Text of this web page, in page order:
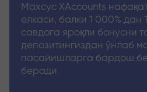
Махсус XAccounts
елкаси, балки 1 000% дан
савдога яроқли бонусни
депозитингиздан ўнлаб
пасайишларга бардош
беради